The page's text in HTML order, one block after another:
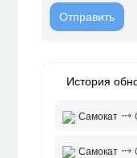
История
Самокат ⤑
Самокат ⤑